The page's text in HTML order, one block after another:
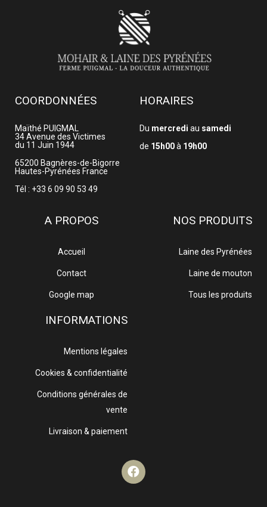
COORDONNÉES
Maïthé PUIGMAL
34 Avenue des Victimes
du 11 Juin 1944
65200 Bagnères-de-Bigorre
Hautes-Pyrénées France
Tél : +33 6 09 90 53 49
HORAIRES
Du mercredi au samedi
de 15h00à 19h00
A PROPOS
Accueil
Contact
Google map
NOS PRODUITS
Laine des Pyrénées
Laine de mouton
Tous les produits
INFORMATIONS
Mentions légales
Cookies & confidentialité
Conditions générales de
vente
Livraison & paiement